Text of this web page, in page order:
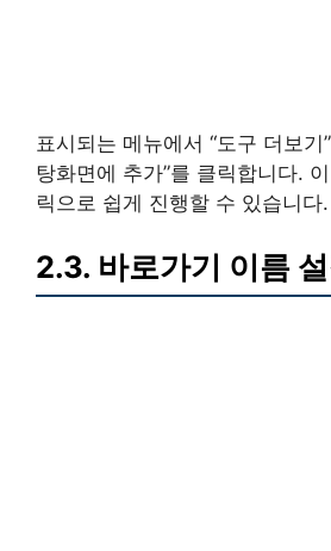
표시되는 메뉴에서 “도구 더보기
탕화면에 추가”를 클릭합니다.
릭으로 쉽게 진행할 수 있습니다.
2.3. 바로가기 이름